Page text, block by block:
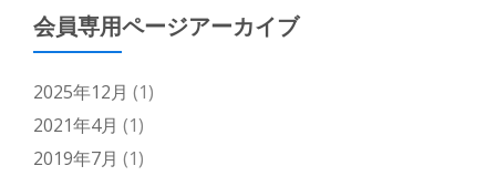
会員専用ページアーカイブ
2025年12月 (1)
2021年4月 (1)
2019年7月 (1)